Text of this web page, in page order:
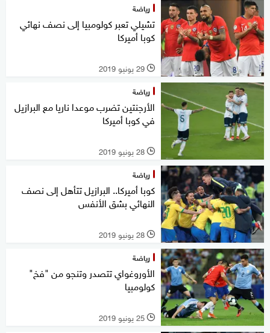
رياضة
تشيلي تعبر كولومبيا إلى نصف نهائي
كوبا أميركا
l 29 يونيو 2019
رياضة
الأرجنتين تضرب موعدا ناريا مع البرازيل
في كوبا أميركا
l 28 يونيو 2019
رياضة
كوبا أميركا.. البرازيل تتأهل إلى نصف
النهائي بشق الأنفس
l 28 يونيو 2019
رياضة
الأوروغواي تتصدر وتنجو من "فخ"
كولومبيا
l 25 يونيو 2019